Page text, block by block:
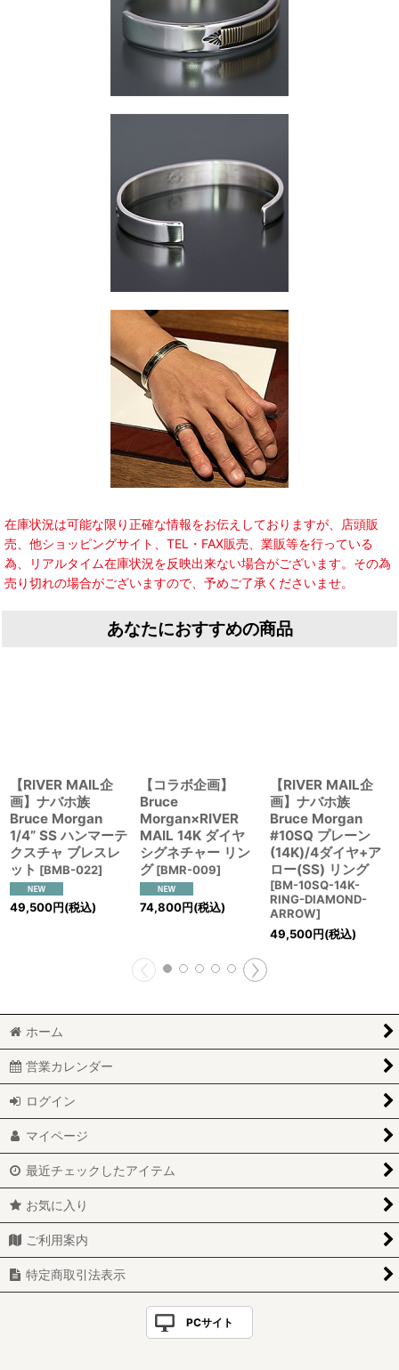
在庫状況は可能な限り正確な情報をお伝えしておりますが、店頭販
売、他ショッピングサイト、TEL・FAX販売、業販等を行っている
為、リアルタイム在庫状況を反映出来ない場合がございます。その為
売り切れの場合がございますので、予めご了承くださいませ。
あなたにおすすめの商品
【RIVER MAIL企
画】ナバホ族
Bruce Morgan
1/4” SS ハンマーテ
クスチャ ブレスレ
ット [BMB-022]
49,500円(税込)
【コラボ企画】
Bruce
Morgan×RIVER
MAIL 14K ダイヤ
シグネチャー リン
グ [BMR-009]
74,800円(税込)
【RIVER MAIL企
画】ナバホ族
Bruce Morgan
#10SQ プレーン
(14K)/4ダイヤ+ア
ロー(SS) リング
[BM-10SQ-14K-
RING-DIAMOND-
ARROW]
49,500円(税込)
ホーム
営業カレンダー
ログイン
マイページ
最近チェックしたアイテム
お気に入り
ご利用案内
特定商取引法表示
PCサイト